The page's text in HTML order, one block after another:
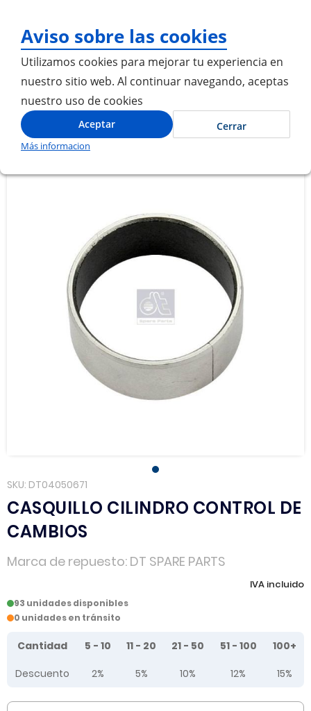
Aviso sobre las cookies
Utilizamos cookies para mejorar tu experiencia en
nuestro sitio web. Al continuar navegando, aceptas
nuestro uso de cookies
Aceptar Cerrar
Más informacion
Inicio CASQUILLO CILINDRO CONTROL DE CAMBIOS
SKU DT04050671
CASQUILLO CILINDRO CONTROL DE
CAMBIOS
Marca de repuesto DT SPARE PARTS
IVA incluido
93 unidades disponibles
0 unidades en tránsito
Tier prices table
Cantidad 5 - 10 11 - 20 21 - 50 51 - 100
100+
Descuento
2% 5% 10% 12% 15%